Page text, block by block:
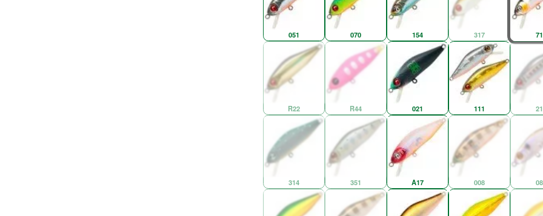
051 070 154 317
R22 R44 021 111
314 351 A17 008